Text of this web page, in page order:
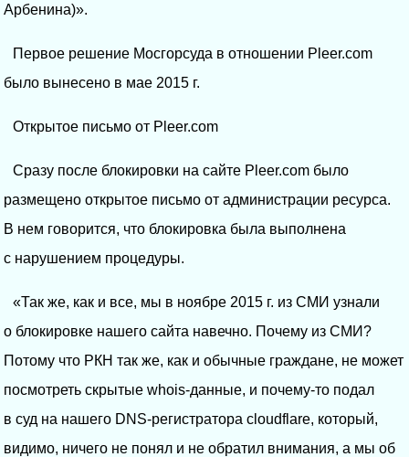
Арбенина)».
Первое решение Мосгорсуда в отношении Pleer.com
было вынесено в мае 2015 г.
Открытое письмо от Pleer.com
Сразу после блокировки на сайте Pleer.com было
размещено открытое письмо от администрации ресурса.
В нем говорится, что блокировка была выполнена
с нарушением процедуры.
«Так же, как и все, мы в ноябре 2015 г. из СМИ узнали
о блокировке нашего сайта навечно. Почему из СМИ?
Потому что РКН так же, как и обычные граждане, не может
посмотреть скрытые whois-данные, и почему-то подал
в суд на нашего DNS-регистратора cloudflare, который,
видимо, ничего не понял и не обратил внимания, а мы об